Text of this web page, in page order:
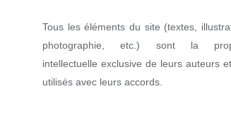
Tous les éléments du site (textes,
photographie, etc.) sont la
intellectuelle exclusive de leurs auteurs
utilisés avec leurs accords.